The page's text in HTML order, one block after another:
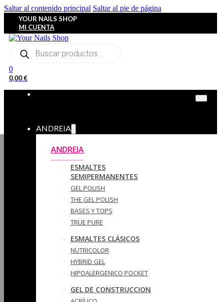
Saltar al contenido principal Saltar al pie de página
YOUR NAILS SHOP
MI CUENTA
0
0,00€
ANDREIA
ANDREIA
ESMALTES
SEMIPERMANENTES
GEL POLISH
THE GEL POLISH
BASES Y‎ TOPS
TRUE PURE
ESMALTES CLÁSICOS
NUTRICOLOR
HYBRID GEL
HIPOALERGENICO POCKET
GEL DE CONSTRUCCION